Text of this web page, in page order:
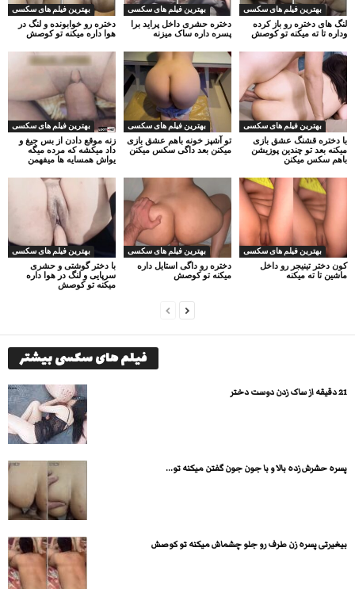
بهترین فیلم های سکسی
دختره رو خوابونده و لنگ در
هوا داره میکنه تو کوصش
بهترین فیلم های سکسی
دختره حشری داخل پراید برا
پسره داره ساک میزنه
بهترین فیلم های سکسی
لنگ های دختره رو باز کرده
وداره تا ته میکنه تو کوصش
بهترین فیلم های سکسی
زنه موقع دادن از بس جیغ و
داد میکشه که مرده میگه
یواش همسایه ها میفهمن
بهترین فیلم های سکسی
تو آشپز خونه باهم عشق بازی
میکنن بعد داگی سکس میکنن
بهترین فیلم های سکسی
با دختره قشنگ عشق بازی
میکنه بعد تو چندین پوزیشن
باهم سکس میکنن
بهترین فیلم های سکسی
با دختر گوشتی و حشری
سرپایی و لنگ در هوا داره
میکنه تو کوصش
بهترین فیلم های سکسی
دختره رو داگی استایل داره
میکنه تو کوصش
بهترین فیلم های سکسی
کون دختر تینیجر رو داخل
ماشین تا ته میکنه
فیلم های سکسی بیشتر
21 دقیقه از ساک زدن دوست‌ دختر
پسره حشرش زده بالا و با جون جون گفتن میکنه تو...
بیغیرتی پسره زن طرف رو جلو چشماش میکنه تو کوصش